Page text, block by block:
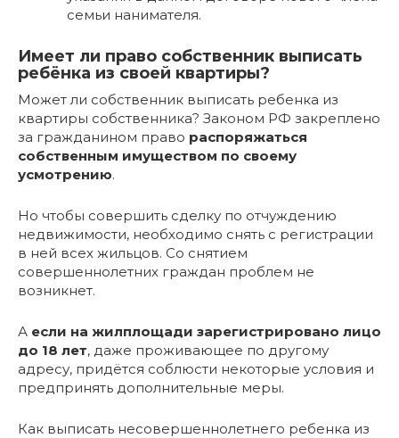
семьи нанимателя.
Имеет ли право собственник выписать
ребёнка из своей квартиры?
Может ли собственник выписать ребенка из
квартиры собственника? Законом РФ закреплено
за гражданином право распоряжаться
собственным имуществом по своему
усмотрению.
Но чтобы совершить сделку по отчуждению
недвижимости, необходимо снять с регистрации
в ней всех жильцов. Со снятием
совершеннолетних граждан проблем не
возникнет.
А если на жилплощади зарегистрировано лицо
до 18 лет, даже проживающее по другому
адресу, придётся соблюсти некоторые условия и
предпринять дополнительные меры.
Как выписать несовершеннолетнего ребенка из